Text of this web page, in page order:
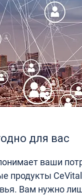
для вас
ваши
продукты
Вам нужно